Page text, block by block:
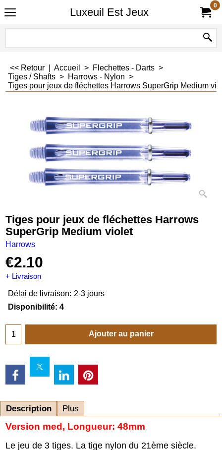
Luxeuil Est Jeux
0
<< Retour Accueil > Flechettes - Darts >
Tiges / Shafts > Harrows - Nylon >
Tiges pour jeux de fléchettes Harrows SuperGrip Medium
Tiges pour jeux de fléchettes Harrows
SuperGrip Medium violet
Harrows
€2.10
+ Livraison
Délai de livraison: 2-3 jours
Disponibilité: 4
Ajouter au panier
Description Plus
Version med, Longueur: 48mm
Le jeu de 3 tiges. La tige nylon du 21ème siècle.